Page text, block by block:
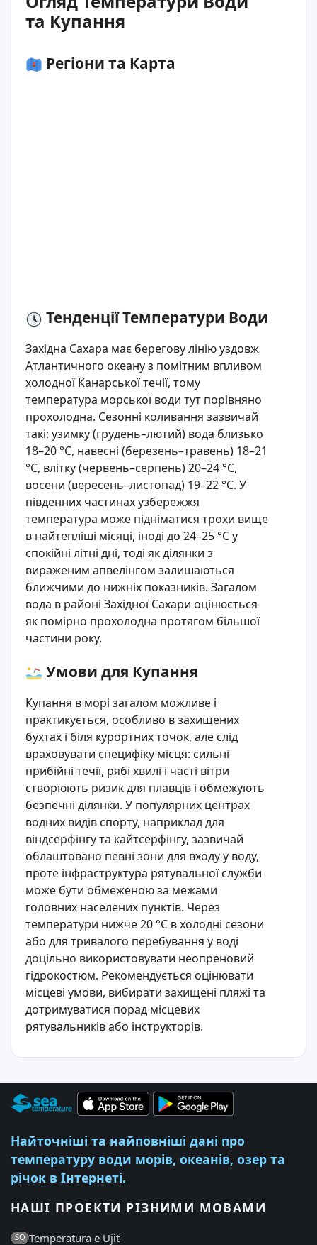
та Купання
Регіони та Карта
Тенденції Температури Води
Західна Сахара має берегову лінію уздовж
Атлантичного океану з помітним впливом
холодної Канарської течії, тому
температура морської води тут порівняно
прохолодна. Сезонні коливання зазвичай
такі: узимку (грудень–лютий) вода близько
18–20 °C, навесні (березень–травень) 18–21
°C, влітку (червень–серпень) 20–24 °C,
восени (вересень–листопад) 19–22 °C. У
південних частинах узбережжя
температура може підніматися трохи вище
в найтепліші місяці, іноді до 24–25 °C у
спокійні літні дні, тоді як ділянки з
вираженим апвелінгом залишаються
ближчими до нижніх показників. Загалом
вода в районі Західної Сахари оцінюється
як помірно прохолодна протягом більшої
частини року.
Умови для Купання
Купання в морі загалом можливе і
практикується, особливо в захищених
бухтах і біля курортних точок, але слід
враховувати специфіку місця: сильні
прибійні течії, рябі хвилі і часті вітри
створюють ризик для плавців і обмежують
безпечні ділянки. У популярних центрах
водних видів спорту, наприклад для
віндсерфінгу та кайтсерфінгу, зазвичай
облаштовано певні зони для входу у воду,
проте інфраструктура рятувальної служби
може бути обмеженою за межами
головних населених пунктів. Через
температури нижче 20 °C в холодні сезони
або для тривалого перебування у воді
доцільно використовувати неопреновий
гідрокостюм. Рекомендується оцінювати
місцеві умови, вибирати захищені пляжі та
дотримуватися порад місцевих
рятувальників або інструкторів.
Найточніші та найповніші дані про
температуру води морів, океанів, озер та
річок в Інтернеті.
НАШІ ПРОЕКТИ РІЗНИМИ МОВАМИ
SQ Temperatura e Ujit